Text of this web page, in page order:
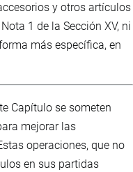
y otros artículos
1 de la Sección XV, ni
más específica, en
Capítulo se someten
mejorar las
operaciones, que no
en sus partidas